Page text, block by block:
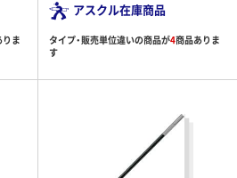
ま
アスクル在庫商品
タイプ・販売単位違いの商品が4商品ありま
す